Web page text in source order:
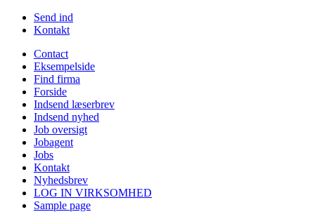
Send ind
Kontakt
Contact
Eksempelside
Find firma
Forside
Indsend læserbrev
Indsend nyhed
Job oversigt
Jobagent
Jobs
Kontakt
Nyhedsbrev
LOG IN VIRKSOMHED
Sample page